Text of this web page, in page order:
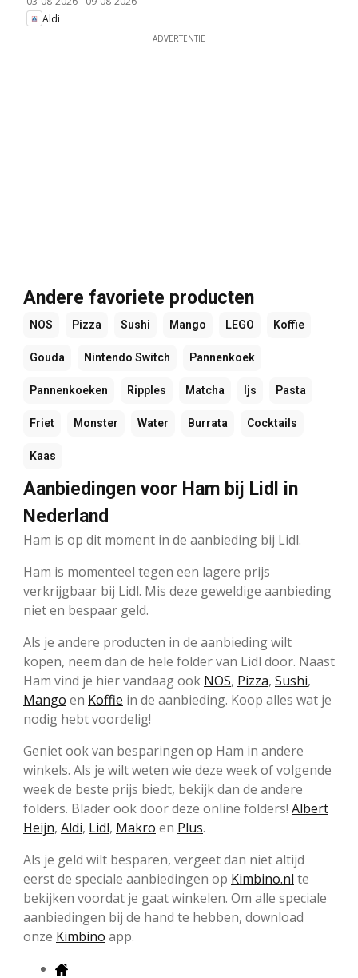
Aldi
ADVERTENTIE
Andere favoriete producten
NOS Pizza Sushi Mango LEGO Koffie
Gouda Nintendo Switch Pannenkoek
Pannenkoeken Ripples Matcha Ijs Pasta
Friet Monster Water Burrata Cocktails
Kaas
Aanbiedingen voor Ham bij Lidl in
Nederland
Ham is op dit moment in de aanbieding bij Lidl.
Ham is momenteel tegen een lagere prijs
verkrijgbaar bij Lidl. Mis deze geweldige aanbieding
niet en bespaar geld.
Als je andere producten in de aanbieding wilt
kopen, neem dan de hele folder van Lidl door. Naast
Ham vind je hier vandaag ook NOS, Pizza, Sushi,
Mango en Koffie in de aanbieding. Koop alles wat je
nodig hebt voordelig!
Geniet ook van besparingen op Ham in andere
winkels. Als je wilt weten wie deze week of volgende
week de beste prijs biedt, bekijk dan de andere
folders. Blader ook door deze online folders! Albert
Heijn, Aldi, Lidl, Makro en Plus.
Als je geld wilt besparen, vergeet dan niet altijd
eerst de speciale aanbiedingen op Kimbino.nl te
bekijken voordat je gaat winkelen. Om alle speciale
aanbiedingen bij de hand te hebben, download
onze Kimbino app.